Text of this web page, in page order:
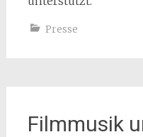
Presse
Filmmusik